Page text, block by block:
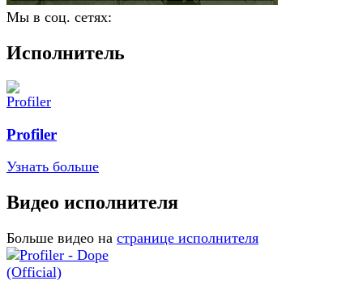
Мы в соц. сетях:
Исполнитель
Profiler
Узнать больше
Видео исполнителя
Больше видео на странице исполнителя